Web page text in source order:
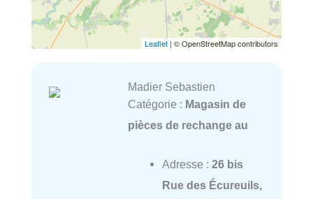
Leaflet | © OpenStreetMap contributors
Madier Sebastien
Catégorie : Magasin de
pièces de rechange au
Adresse : 26 bis
Rue des Écureuils,